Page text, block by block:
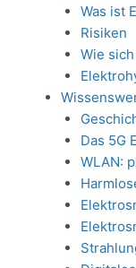
Was ist
Risiken
Wie
Das 5G
WLAN: